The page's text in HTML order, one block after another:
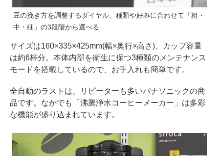
豆の挽き方を調整するダイヤル。種類や好みに合わせて「粗・
中・細」の3段階から選べる
サイズは160×335×425mm(幅×奥行×高さ)、カップ容量
は約6杯分。本体内部を衛生に保つ3種類のメンテナンス
モードを搭載しているので、お手入れも簡単です。
全自動のラストは、リピーターも多いパナソニックの商
品です。なかでも「沸騰浄水コーヒーメーカー」は多彩
な機能が盛り込まれています。